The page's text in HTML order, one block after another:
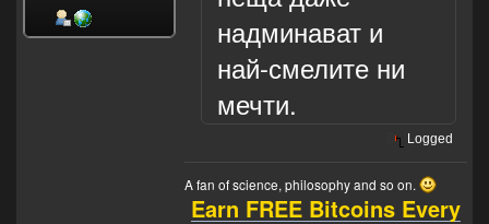
надминават и
най-смелите ни
мечти.
Logged
A fan of science, philosophy and so on.
Earn FREE Bitcoins Every